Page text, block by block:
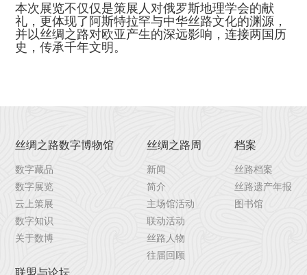
本次展览不仅仅是策展人对俄罗斯地理学会的献
礼，更体现了阿斯特拉罕与中华丝路文化的渊源，
并以丝绸之路对欧亚产生的深远影响，连接两国历
史，传承千年文明。
丝绸之路数字博物馆
数字藏品
数字展览
云上策展
数字知识
关于数博
丝绸之路周
新闻
简介
主场馆活动
联动活动
丝路人物
往届回顾
档案
丝路档案
丝路遗产年报
图书馆
联盟与论坛